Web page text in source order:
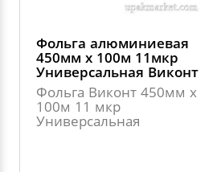
Фольга алюминиевая
450мм х 100м 11мкр
Универсальная Виконт
Фольга Виконт 450мм х
100м 11 мкр
Универсальная